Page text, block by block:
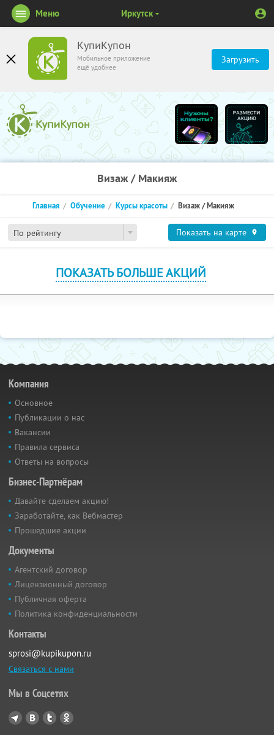
КупиКупон
Мобильное приложение
ещё удобнее
Загрузить
Меню Иркутск
Визаж / Макияж
По рейтингу
Главная Обучение Курсы красоты Визаж / Макияж
Показать на карте
ПОКАЗАТЬ БОЛЬШЕ АКЦИЙ
Компания
Основное
Публикации о нас
Вакансии
Правила сервиса
Ответы на вопросы
Бизнес-Партнёрам
Давайте сделаем акцию!
Заработайте, как Вебмастер
Прошедшие акции
Документы
Агентский договор
Лицензионный договор
Публичная оферта
Политика конфиденциальности
Контакты
sprosi@kupikupon.ru
Связаться с нами
Мы в Соцсетях